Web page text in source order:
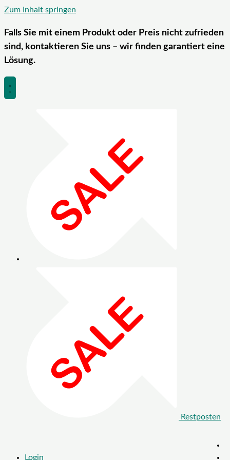
Zum Inhalt springen
Falls Sie mit einem Produkt oder Preis nicht zufrieden
sind, kontaktieren Sie uns – wir finden garantiert eine
Lösung.
Restposten
Login